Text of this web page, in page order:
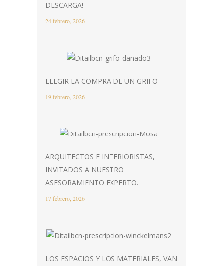
DESCARGA!
24 febrero, 2026
ELEGIR LA COMPRA DE UN GRIFO
19 febrero, 2026
ARQUITECTOS E INTERIORISTAS,
INVITADOS A NUESTRO
ASESORAMIENTO EXPERTO.
17 febrero, 2026
LOS ESPACIOS Y LOS MATERIALES, VAN